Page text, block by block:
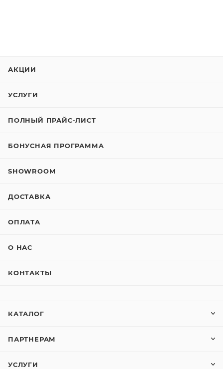
АКЦИИ
УСЛУГИ
ПОЛНЫЙ ПРАЙС-ЛИСТ
БОНУСНАЯ ПРОГРАММА
SHOWROOM
ДОСТАВКА
ОПЛАТА
О НАС
КОНТАКТЫ
КАТАЛОГ
ПАРТНЕРАМ
УСЛУГИ